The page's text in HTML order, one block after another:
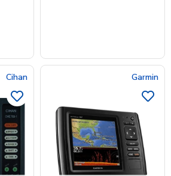
Cihan Garmin